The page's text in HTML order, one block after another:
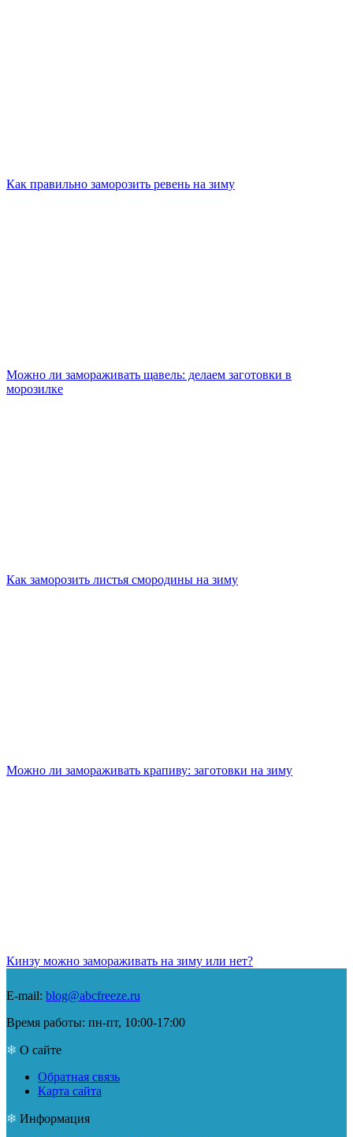
Как правильно заморозить ревень на зиму
Можно ли замораживать щавель: делаем заготовки в
морозилке
Как заморозить листья смородины на зиму
Можно ли замораживать крапиву: заготовки на зиму
Кинзу можно замораживать на зиму или нет?
E-mail: blog@abcfreeze.ru
Время работы: пн-пт, 10:00-17:00
О сайте
Обратная связь
Карта сайта
Информация